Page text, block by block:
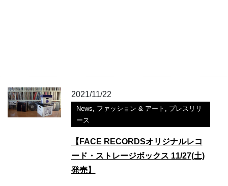
2021/11/22
News, ファッション & アート , プレスリリ
ース
【FACE RECORDSオリジナルレコ
ード・ストレージボックス 11/27(土)
発売】